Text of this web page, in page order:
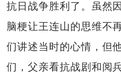
抗日战争胜利了。虽然
脑梗让王连山的思维不
们讲述当时的心情，但
们，父亲看抗战剧和阅